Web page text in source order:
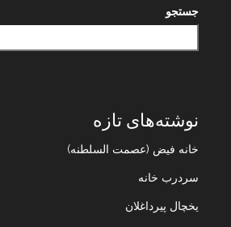
جستجو
نوشته‌های تازه
خانه فیض (عصمت السلطنه)
سردرب خانه
یخچال پیرداغلان